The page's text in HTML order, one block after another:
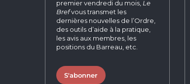
premier vendredi du mois, Le
Brefvous transmet les
dernières nouvelles de l’Ordre,
des outils d’aide à la pratique,
les avis aux membres, les
positions du Barreau, etc.
S'abonner